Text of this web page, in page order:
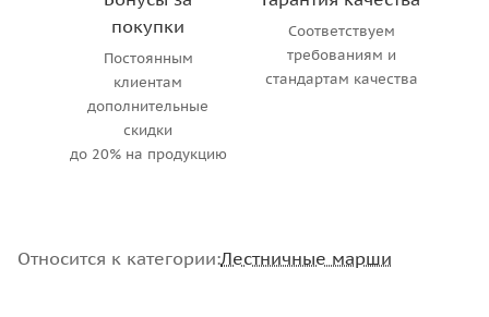
покупки
Постоянным
клиентам
дополнительные
скидки
до 20% на продукцию
Соответствуем
требованиям и
стандартам качества
Относится к категории:Лестничные марши